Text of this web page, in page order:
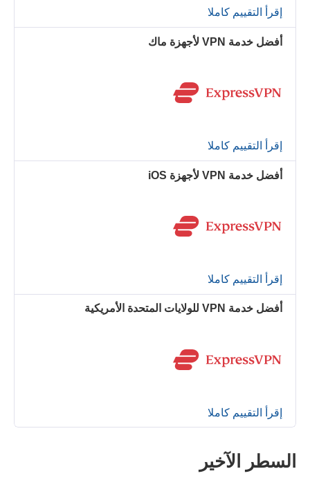
إقرأ التقييم كاملا
أفضل خدمة VPN لأجهزة ماك
إقرأ التقييم كاملا
أفضل خدمة VPN لأجهزة iOS
إقرأ التقييم كاملا
أفضل خدمة VPN للولايات المتحدة الأمريكية
إقرأ التقييم كاملا
السطر الآخير